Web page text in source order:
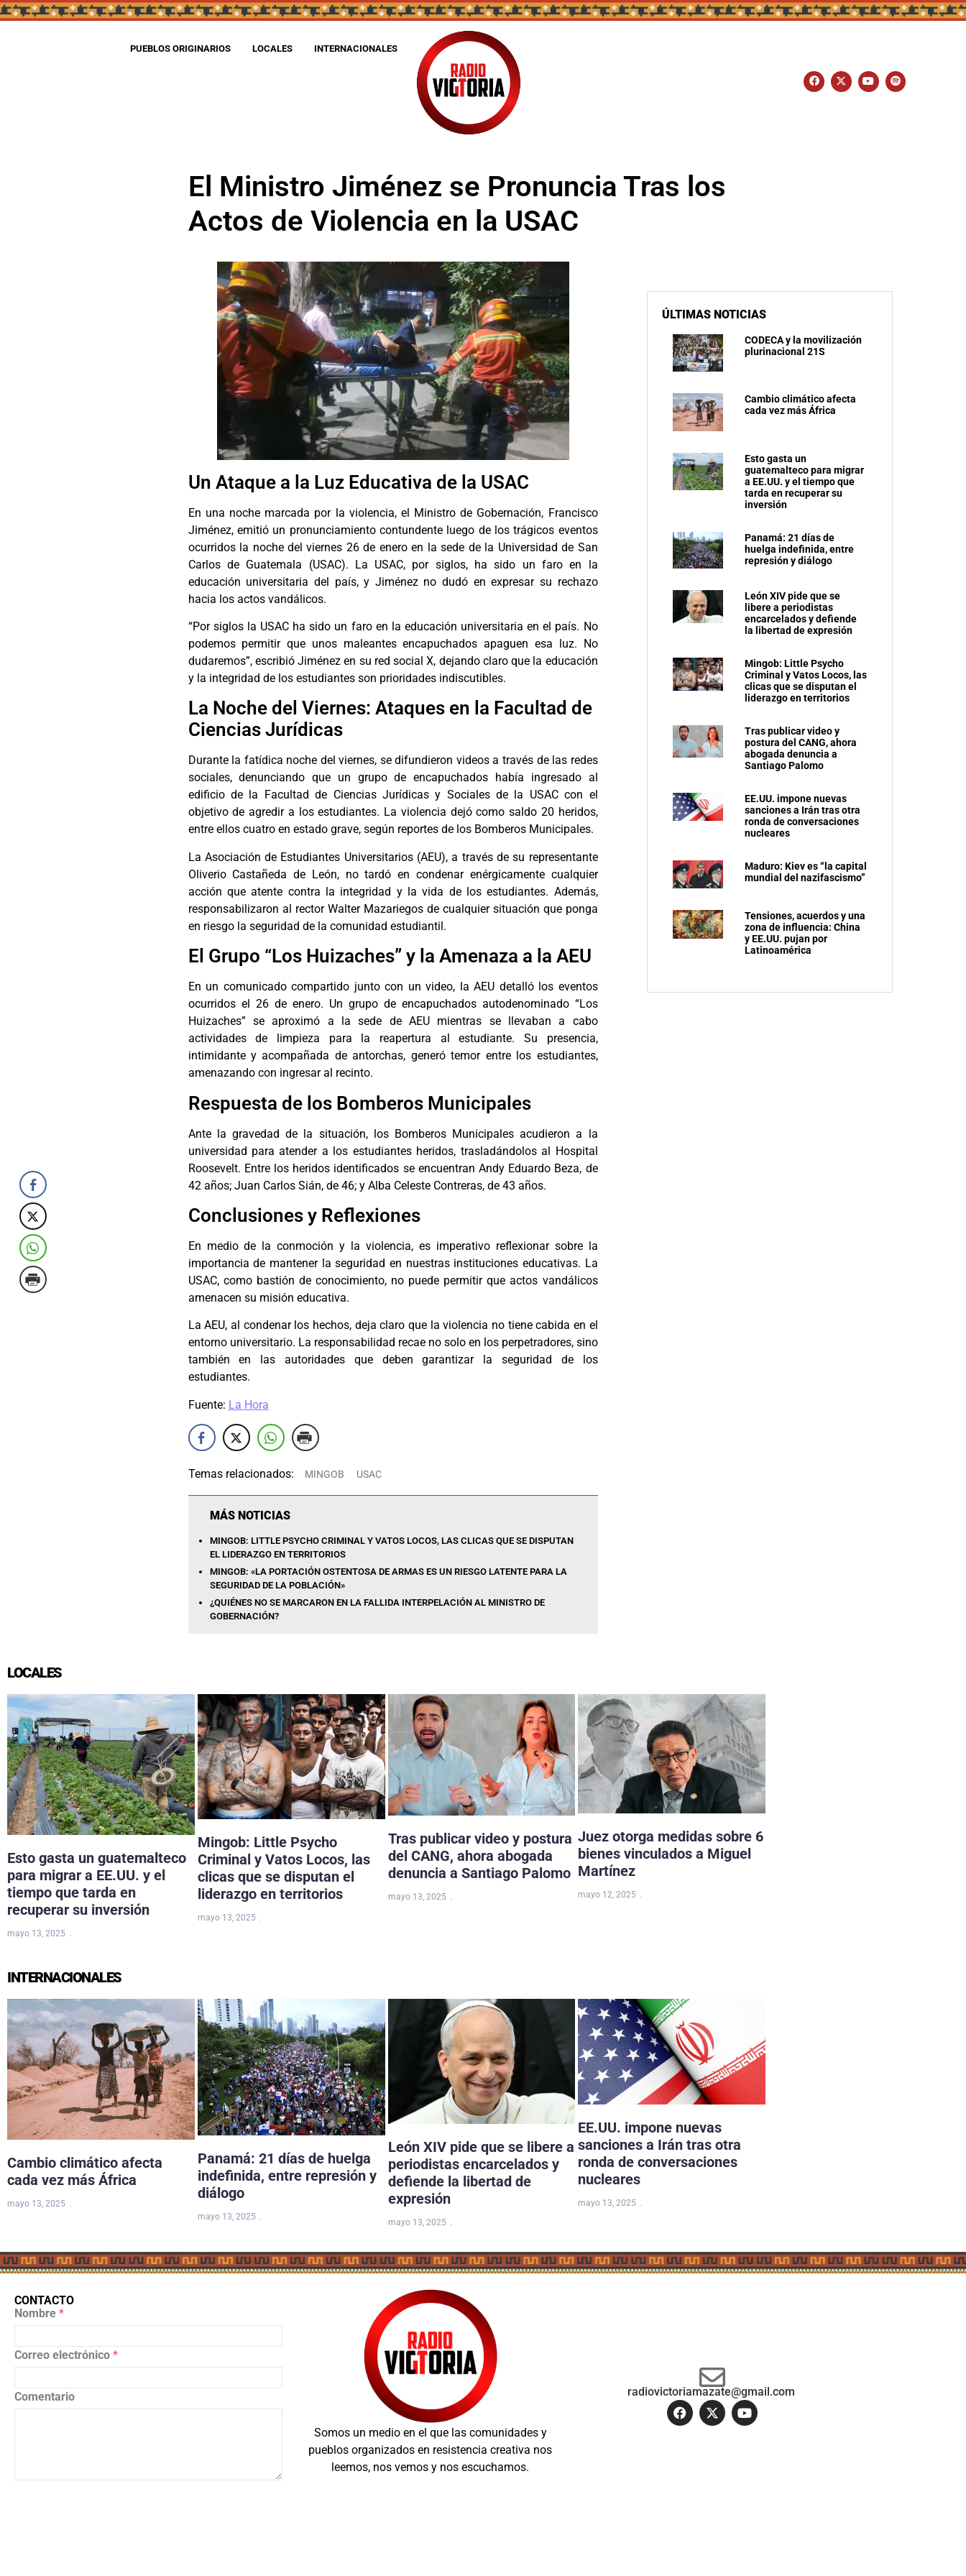
PUEBLOS ORIGINARIOS LOCALES INTERNACIONALES
El Ministro Jiménez se Pronuncia Tras los
Actos de Violencia en la USAC
Un Ataque a la Luz Educativa de la USAC
En una noche marcada por la violencia, el Ministro de Gobernación, Francisco
Jiménez, emitió un pronunciamiento contundente luego de los trágicos eventos
ocurridos la noche del viernes 26 de enero en la sede de la Universidad de San
Carlos de Guatemala (USAC). La USAC, por siglos, ha sido un faro en la
educación universitaria del país, y Jiménez no dudó en expresar su rechazo
hacia los actos vandálicos.
“Por siglos la USAC ha sido un faro en la educación universitaria en el país. No
podemos permitir que unos maleantes encapuchados apaguen esa luz. No
dudaremos”, escribió Jiménez en su red social X, dejando claro que la educación
y la integridad de los estudiantes son prioridades indiscutibles.
La Noche del Viernes: Ataques en la Facultad de
Ciencias Jurídicas
Durante la fatídica noche del viernes, se difundieron videos a través de las redes
sociales, denunciando que un grupo de encapuchados había ingresado al
edificio de la Facultad de Ciencias Jurídicas y Sociales de la USAC con el
objetivo de agredir a los estudiantes. La violencia dejó como saldo 20 heridos,
entre ellos cuatro en estado grave, según reportes de los Bomberos Municipales.
La Asociación de Estudiantes Universitarios (AEU), a través de su representante
Oliverio Castañeda de León, no tardó en condenar enérgicamente cualquier
acción que atente contra la integridad y la vida de los estudiantes. Además,
responsabilizaron al rector Walter Mazariegos de cualquier situación que ponga
en riesgo la seguridad de la comunidad estudiantil.
El Grupo “Los Huizaches” y la Amenaza a la AEU
En un comunicado compartido junto con un video, la AEU detalló los eventos
ocurridos el 26 de enero. Un grupo de encapuchados autodenominado “Los
Huizaches” se aproximó a la sede de AEU mientras se llevaban a cabo
actividades de limpieza para la reapertura al estudiante. Su presencia,
intimidante y acompañada de antorchas, generó temor entre los estudiantes,
amenazando con ingresar al recinto.
Respuesta de los Bomberos Municipales
Ante la gravedad de la situación, los Bomberos Municipales acudieron a la
universidad para atender a los estudiantes heridos, trasladándolos al Hospital
Roosevelt. Entre los heridos identificados se encuentran Andy Eduardo Beza, de
42 años; Juan Carlos Sián, de 46; y Alba Celeste Contreras, de 43 años.
Conclusiones y Reflexiones
En medio de la conmoción y la violencia, es imperativo reflexionar sobre la
importancia de mantener la seguridad en nuestras instituciones educativas. La
USAC, como bastión de conocimiento, no puede permitir que actos vandálicos
amenacen su misión educativa.
La AEU, al condenar los hechos, deja claro que la violencia no tiene cabida en el
entorno universitario. La responsabilidad recae no solo en los perpetradores, sino
también en las autoridades que deben garantizar la seguridad de los
estudiantes.
Fuente: La Hora
Temas relacionados: MINGOB USAC
MÁS NOTICIAS
MINGOB: LITTLE PSYCHO CRIMINAL Y VATOS LOCOS, LAS CLICAS QUE SE DISPUTAN
EL LIDERAZGO EN TERRITORIOS
MINGOB: «LA PORTACIÓN OSTENTOSA DE ARMAS ES UN RIESGO LATENTE PARA LA
SEGURIDAD DE LA POBLACIÓN»
¿QUIÉNES NO SE MARCARON EN LA FALLIDA INTERPELACIÓN AL MINISTRO DE
GOBERNACIÓN?
ÚLTIMAS NOTICIAS
CODECA y la movilización
plurinacional 21S
Cambio climático afecta
cada vez más África
Esto gasta un
guatemalteco para migrar
a EE.UU. y el tiempo que
tarda en recuperar su
inversión
Panamá: 21 días de
huelga indefinida, entre
represión y diálogo
León XIV pide que se
libere a periodistas
encarcelados y defiende
la libertad de expresión
Mingob: Little Psycho
Criminal y Vatos Locos, las
clicas que se disputan el
liderazgo en territorios
Tras publicar video y
postura del CANG, ahora
abogada denuncia a
Santiago Palomo
EE.UU. impone nuevas
sanciones a Irán tras otra
ronda de conversaciones
nucleares
Maduro: Kiev es “la capital
mundial del nazifascismo”
Tensiones, acuerdos y una
zona de influencia: China
y EE.UU. pujan por
Latinoamérica
LOCALES
Esto gasta un guatemalteco
para migrar a EE.UU. y el
tiempo que tarda en
recuperar su inversión
mayo 13, 2025
Mingob: Little Psycho
Criminal y Vatos Locos, las
clicas que se disputan el
liderazgo en territorios
mayo 13, 2025
Tras publicar video y postura
del CANG, ahora abogada
denuncia a Santiago Palomo
mayo 13, 2025
Juez otorga medidas sobre 6
bienes vinculados a Miguel
Martínez
mayo 12, 2025
INTERNACIONALES
Cambio climático afecta
cada vez más África
mayo 13, 2025
Panamá: 21 días de huelga
indefinida, entre represión y
diálogo
mayo 13, 2025
León XIV pide que se libere a
periodistas encarcelados y
defiende la libertad de
expresión
mayo 13, 2025
EE.UU. impone nuevas
sanciones a Irán tras otra
ronda de conversaciones
nucleares
mayo 13, 2025
CONTACTO
Nombre *
Correo electrónico *
Comentario
Somos un medio en el que las comunidades y
pueblos organizados en resistencia creativa nos
leemos, nos vemos y nos escuchamos.
radiovictoriamazate@gmail.com